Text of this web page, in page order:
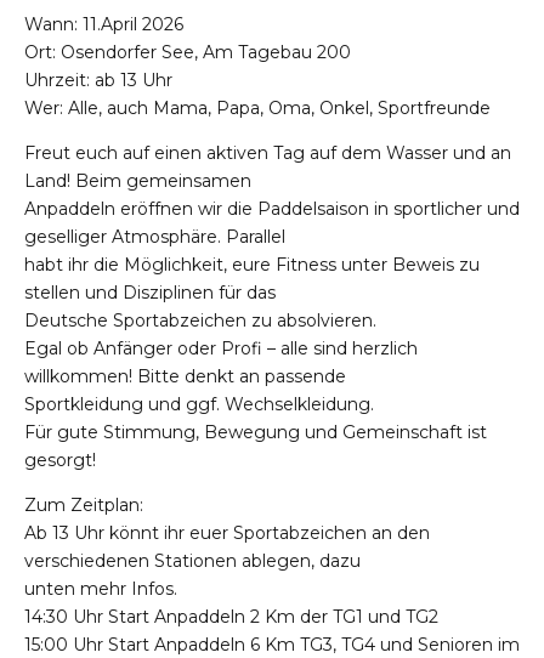
Wann: 11.April 2026
Ort: Osendorfer See, Am Tagebau 200
Uhrzeit: ab 13 Uhr
Wer: Alle, auch Mama, Papa, Oma, Onkel, Sportfreunde
Freut euch auf einen aktiven Tag auf dem Wasser und an
Land! Beim gemeinsamen
Anpaddeln eröffnen wir die Paddelsaison in sportlicher und
geselliger Atmosphäre. Parallel
habt ihr die Möglichkeit, eure Fitness unter Beweis zu
stellen und Disziplinen für das
Deutsche Sportabzeichen zu absolvieren.
Egal ob Anfänger oder Profi – alle sind herzlich
willkommen! Bitte denkt an passende
Sportkleidung und ggf. Wechselkleidung.
Für gute Stimmung, Bewegung und Gemeinschaft ist
gesorgt!
Zum Zeitplan:
Ab 13 Uhr könnt ihr euer Sportabzeichen an den
verschiedenen Stationen ablegen, dazu
unten mehr Infos.
14:30 Uhr Start Anpaddeln 2 Km der TG1 und TG2
15:00 Uhr Start Anpaddeln 6 Km TG3, TG4 und Senioren im